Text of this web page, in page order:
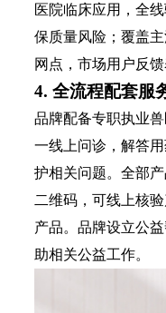
医院临床应用，全
保质量风险；覆盖
网点，市场用户反馈
4. 全流程配套服
品牌配备专职执业
一线上问诊，解答
护相关问题。全部
二维码，可线上核
产品。品牌设立公
助相关公益工作。